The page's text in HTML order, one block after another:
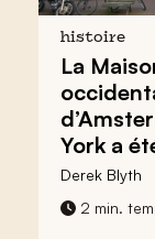
histoire
La
York a
Derek Blyth
2 min.